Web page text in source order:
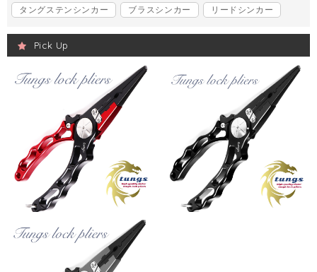
タングステンシンカー
ブラスシンカー リードシンカー
Pick Up